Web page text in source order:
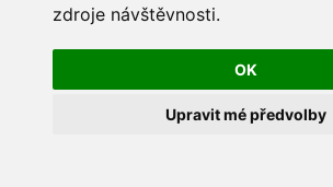
zdroje návštěvnosti.
OK
Upravit mé předvolby